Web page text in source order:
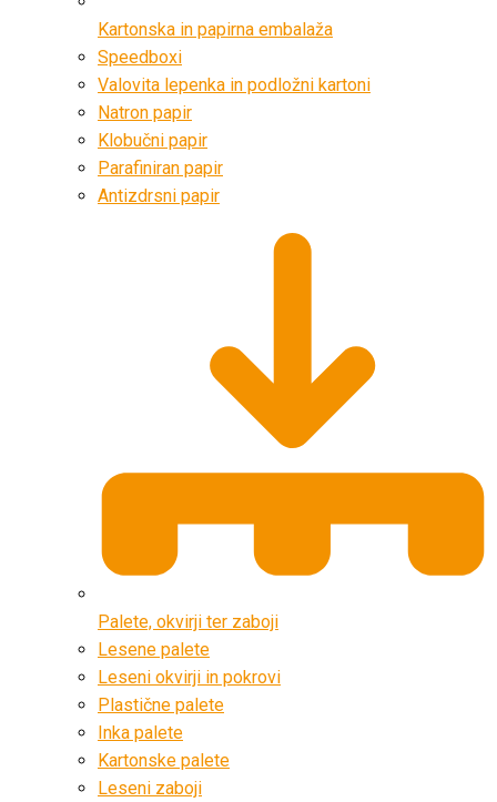
Kartonska in papirna embalaža
Speedboxi
Valovita lepenka in podložni kartoni
Natron papir
Klobučni papir
Parafiniran papir
Antizdrsni papir
Palete, okvirji ter zaboji
Lesene palete
Leseni okvirji in pokrovi
Plastične palete
Inka palete
Kartonske palete
Leseni zaboji